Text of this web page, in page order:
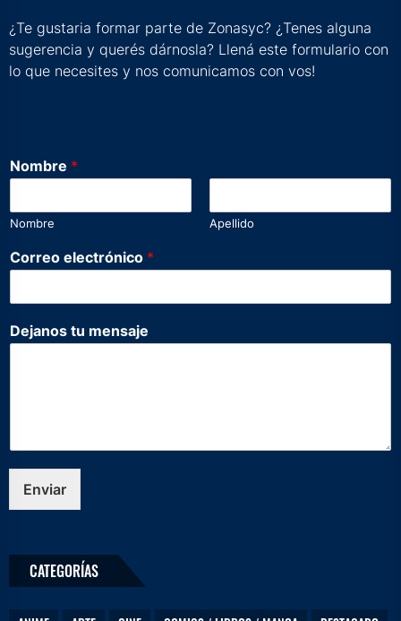
¿Te gustaria formar parte de Zonasyc? ¿Tenes alguna
sugerencia y querés dárnosla? Llená este formulario con
lo que necesites y nos comunicamos con vos!
Nombre *
Nombre Apellido
Correo electrónico *
m
e
e
l
ó
i
Dejanos tu mensaje
Enviar
CATEGORÍAS